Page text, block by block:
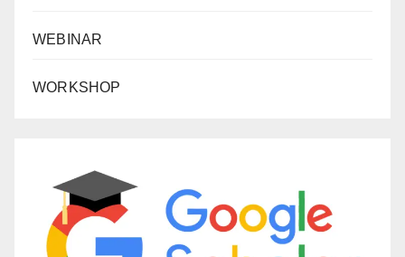
WEBINAR
WORKSHOP